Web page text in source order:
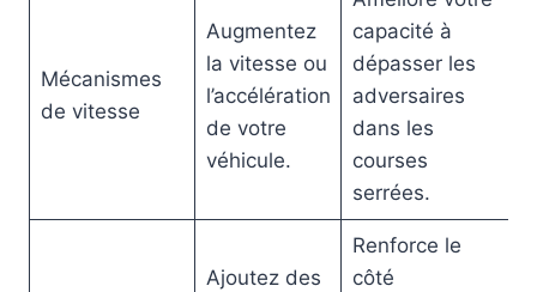
Mécanismes
de vitesse
Augmentez
la vitesse ou
l’accélération
de votre
véhicule.
capacité à
dépasser les
adversaires
dans les
courses
serrées.
Ajoutez des
Renforce le
côté